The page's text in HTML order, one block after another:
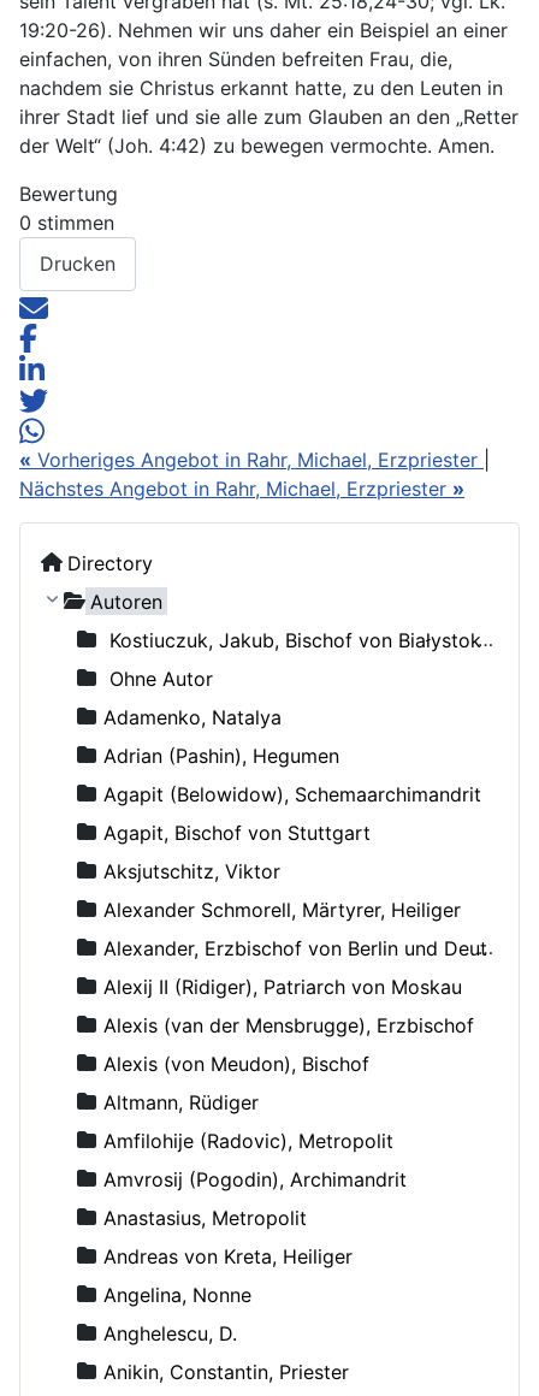
Directory
Autoren
Kostiuczuk, Jakub, Bischof von Białystok und Gdańsk
Ohne Autor
Adamenko, Natalya
Adrian (Pashin), Hegumen
Agapit (Belowidow), Schemaarchimandrit
Agapit, Bischof von Stuttgart
Aksjutschitz, Viktor
Alexander Schmorell, Märtyrer, Heiliger
Alexander, Erzbischof von Berlin und Deutschland
Alexij II (Ridiger), Patriarch von Moskau
Alexis (van der Mensbrugge), Erzbischof
Alexis (von Meudon), Bischof
Altmann, Rüdiger
Amfilohije (Radovic), Metropolit
Amvrosij (Pogodin), Archimandrit
Anastasius, Metropolit
Andreas von Kreta, Heiliger
Angelina, Nonne
Anghelescu, D.
Anikin, Constantin, Priester
19:20-26). Nehmen wir uns daher ein Beispiel an einer
einfachen, von ihren Sünden befreiten Frau, die,
nachdem sie Christus erkannt hatte, zu den Leuten in
ihrer Stadt lief und sie alle zum Glauben an den „Retter
der Welt“ (Joh. 4:42) zu bewegen vermochte. Amen.
Bewertung
0 stimmen
Drucken
« Vorheriges Angebot in Rahr, Michael, Erzpriester
Nächstes Angebot in Rahr, Michael, Erzpriester »